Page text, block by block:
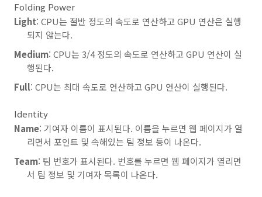
Folding Power
Light: CPU는 절반 정도의 속도로 연산하고 GPU 연산은 실행
되지 않는다.
Medium: CPU는 3/4 정도의 속도로 연산하고 GPU 연산이 실
행된다.
Full: CPU는 최대 속도로 연산하고 GPU 연산이 실행된다.
Identity
Name: 기여자 이름이 표시된다. 이름을 누르면 웹 페이지가 열
리면서 포인트 및 속해있는 팀 정보 등이 나온다.
Team: 팀 번호가 표시된다. 번호를 누르면 웹 페이지가 열리면
서 팀 정보 및 기여자 목록이 나온다.